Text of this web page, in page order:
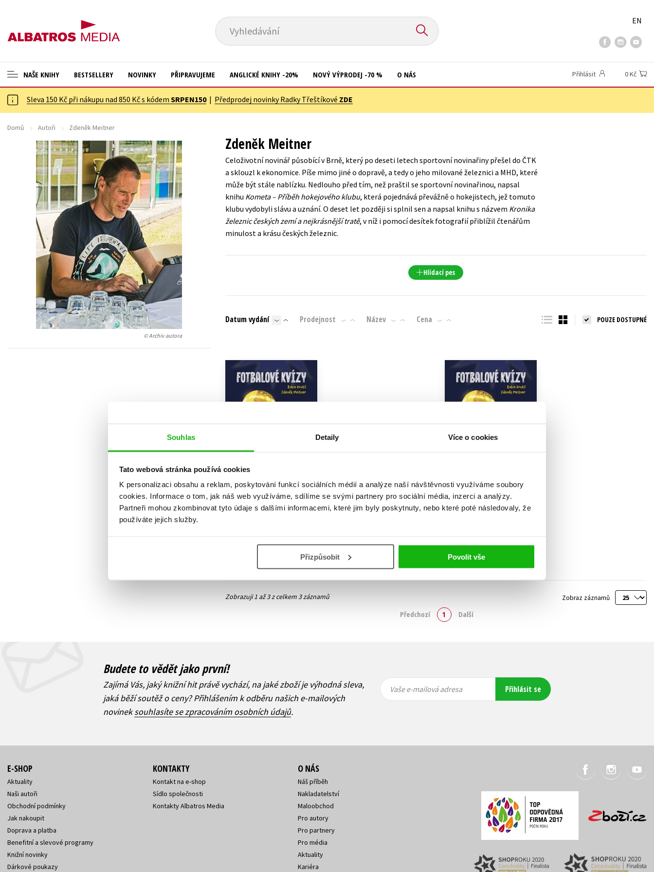
Souhlas Detaily Více o cookies
Tato webová stránka používá cookies
K personalizaci obsahu a reklam, poskytování funkcí sociálních médií a analýze naší návštěvnosti využíváme soubory
cookies. Informace o tom, jak náš web využíváme, sdílíme se svými partnery pro sociální média, inzerci a analýzy.
Partneři mohou zkombinovat tyto údaje s dalšími informacemi, které jim byly poskytnuty, nebo které poté následovaly, že
používáte jejich služby.
Přizpůsobit Povolit vše
Vyhledávání
EN
NAŠE KNIHY
ANGLICKÉ KNIHY -20 %
NOVÝ VÝPRODEJ -70 %
KNIHY S DÁRKEM
ASTERIX S DÁRKEM
🎁DÁRKOVÉ PUBLIKACE
✉️ DÁRKOVÉ POUKAZY
Auto - moto
Beletrie pro děti
Beletrie pro dospělé
Byznys a ekonomie
Cestování
Dárkové zboží
Digitální fotografie
Esoterika a duchovní svět
Historie a military
Hobby
Jazyky
Kalendáře
Kariéra a osobní rozvoj
Komiks
New Adult
Ostatní
Počítače
Poezie
Populárně - naučná pro dospělé
Populárně - naučné pro děti
Předškoláci
Učebnice
Umění a kultura
Výchova a pedagogika
Young adult
Zahraniční literatura
Zdraví a životní styl
Všechny tituly
BESTSELLERY NOVINKY PŘIPRAVUJEME ANGLICKÉ KNIHY -20% NOVÝ VÝPRODEJ -70 % O NÁS Přihlásit 0 Kč
Sleva 150 Kč při nákupu nad 850 Kč s kódem SRPEN150| Předprodej novinky Radky Třeštíkové ZDE
Domů Autoři Zdeněk Meitner
© Archiv autora
Zdeněk Meitner
Celoživotní novinář působící v Brně, který po deseti letech sportovní novinařiny přešel do ČTK
a sklouzl k ekonomice. Píše mimo jiné o dopravě, a tedy o jeho milované železnici a MHD, které
může být stále nablízku. Nedlouho před tím, než praštil se sportovní novinařinou, napsal
knihu Kometa – Příběh hokejového klubu, která pojednává převážně o hokejistech, jež tomuto
klubu vydobyli slávu a uznání. O deset let později si splnil sen a napsal knihu s názvem Kronika
železnic českých zemí a nejkrásnější tratě, v níž i pomocí desítek fotografií přiblížil čtenářům
minulost a krásu českých železnic.
Hlídací pes
Datum vydání Prodejnost Název Cena POUZE DOSTUPNÉ
Fotbalové kvízy
Zdeněk Meitner, Robin Krutil
Do košíku
Parní nostalgie
Petr Holub, Zdeněk Meitner
Do košíku
Fotbalové kvízy
Zdeněk Meitner, Robin Krutil
Do košíku
Zobraz záznamů
Zobrazuji 1 až 3 z celkem 3 záznamů
Předchozí 1 Další
Budete to vědět jako první!
Zajímá Vás, jaký knižní hit právě vychází, na jaké zboží je výhodná sleva,
jaká běží soutěž o ceny? Přihlášením k odběru našich e-mailových
novineksouhlasíte se zpracováním osobních údajů.
Vaše e-
mailová
Vaše e-
mailová
Vaše e-mailová adresa Přihlásit se
E-SHOP
Aktuality
Naši autoři
Obchodní podmínky
Jak nakoupit
Doprava a platba
Benefitní a slevové programy
Knižní novinky
Dárkové poukazy
KONTAKTY
Kontakt na e-shop
Sídlo společnosti
Kontakty Albatros Media
O NÁS
Náš příběh
Nakladatelství
Maloobchod
Pro autory
Pro partnery
Pro média
Aktuality
Kariéra